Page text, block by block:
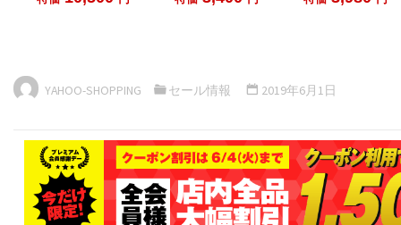
YAHOO-SHOPPING セール情報 2019年6月1日